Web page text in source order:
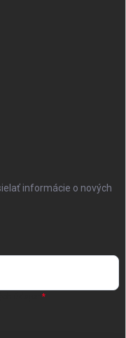
informácie o nových